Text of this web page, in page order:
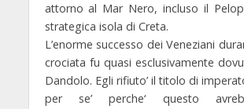
attorno al Mar Nero, incluso il
strategica isola di Creta.
L’enorme successo dei Veneziani
crociata fu quasi esclusivamente
Dandolo. Egli rifiuto’ il titolo di
per se’ perche‘ questo